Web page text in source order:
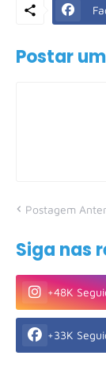
Postar
Postagem
Siga nas
+48K
+33K